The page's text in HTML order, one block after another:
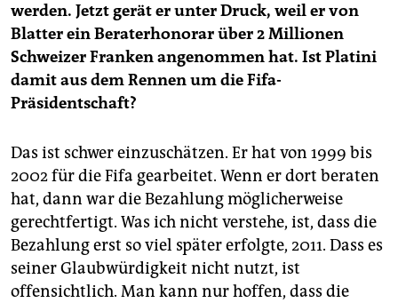
werden. Jetzt gerät er unter Druck, weil er von
Blatter ein Beraterhonorar über 2 Millionen
Schweizer Franken angenommen hat. Ist Platini
damit aus dem Rennen um die Fifa-
Präsidentschaft?
Das ist schwer einzuschätzen. Er hat von 1999 bis
2002 für die Fifa gearbeitet. Wenn er dort beraten
hat, dann war die Bezahlung möglicherweise
gerechtfertigt. Was ich nicht verstehe, ist, dass die
Bezahlung erst so viel später erfolgte, 2011. Dass es
seiner Glaubwürdigkeit nicht nutzt, ist
offensichtlich. Man kann nur hoffen, dass die